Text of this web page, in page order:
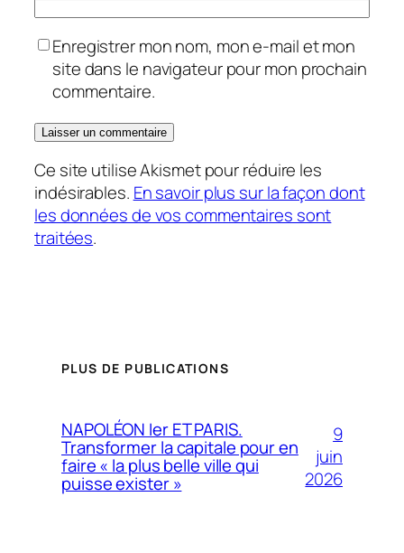
Enregistrer mon nom, mon e-mail et mon
site dans le navigateur pour mon prochain
commentaire.
Ce site utilise Akismet pour réduire les
indésirables. En savoir plus sur la façon dont
les données de vos commentaires sont
traitées.
PLUS DE PUBLICATIONS
NAPOLÉON Ier ET PARIS.
Transformer la capitale pour en
faire « la plus belle ville qui
puisse exister »
9
juin
2026